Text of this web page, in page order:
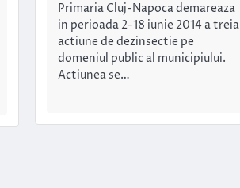
Primaria Cluj-Napoca demareaza
in perioada 2-18 iunie 2014 a treia
actiune de dezinsectie pe
domeniul public al municipiului.
Actiunea se…